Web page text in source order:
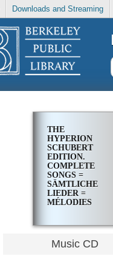
Downloads and Streaming
THE
HYPERION
SCHUBERT
EDITION.
COMPLETE
SONGS =
SÄMTLICHE
LIEDER =
MÉLODIES
Music CD